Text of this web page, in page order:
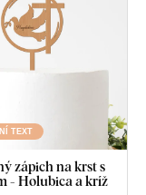
TEXT
zápich na krst s
- Holubica a kríž